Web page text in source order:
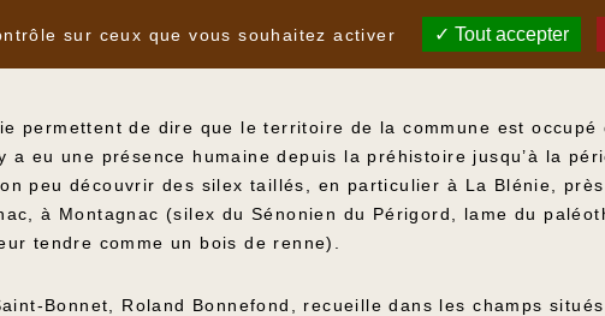
?
permettent de dire que le territoire de la commune est
a eu une présence humaine depuis la préhistoire jusqu’à la
peu découvrir des silex taillés, en particulier à La Blénie,
à Montagnac (silex du Sénonien du Périgord, lame du
tendre comme un bois de renne).
Bonnet, Roland Bonnefond, recueille dans les champs
sur ceux que vous souhaitez activer
Tout accepter